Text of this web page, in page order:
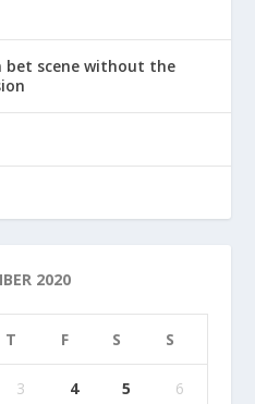
scene without the
2020
T F S S
3 4 5 6